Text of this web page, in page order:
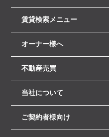
賃貸検索メニュー
オーナー様へ
不動産売買
当社について
ご契約者様向け